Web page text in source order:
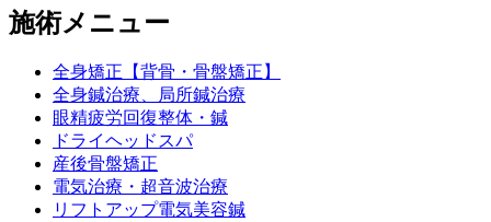
施術メニュー
全身矯正【背骨・骨盤矯正】
全身鍼治療、局所鍼治療
眼精疲労回復整体・鍼
ドライヘッドスパ
産後骨盤矯正
電気治療・超音波治療
リフトアップ電気美容鍼